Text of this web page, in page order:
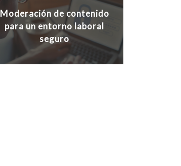
Moderación de contenido
para un entorno laboral
seguro